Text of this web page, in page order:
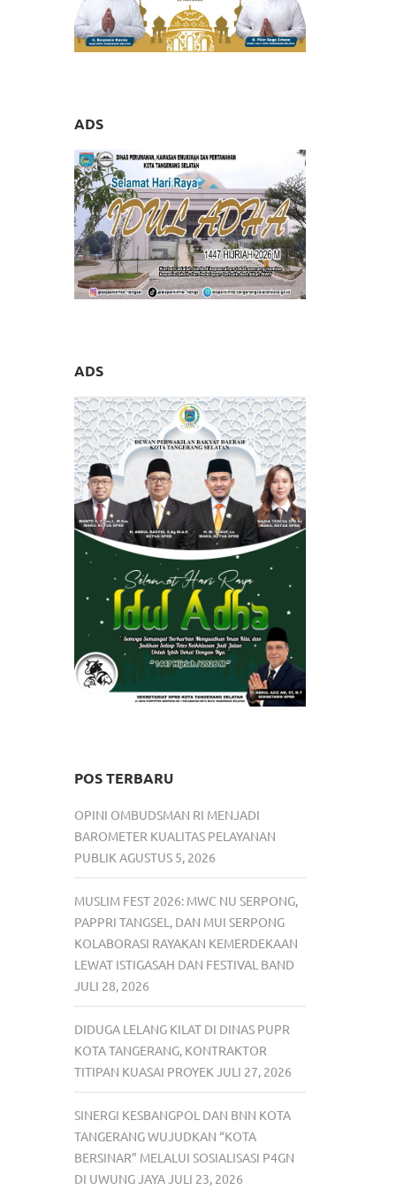
ADS
ADS
POS TERBARU
OPINI OMBUDSMAN RI MENJADI
BAROMETER KUALITAS PELAYANAN
PUBLIK AGUSTUS 5, 2026
MUSLIM FEST 2026: MWC NU SERPONG,
PAPPRI TANGSEL, DAN MUI SERPONG
KOLABORASI RAYAKAN KEMERDEKAAN
LEWAT ISTIGASAH DAN FESTIVAL BAND
JULI 28, 2026
DIDUGA LELANG KILAT DI DINAS PUPR
KOTA TANGERANG, KONTRAKTOR
TITIPAN KUASAI PROYEK JULI 27, 2026
SINERGI KESBANGPOL DAN BNN KOTA
TANGERANG WUJUDKAN “KOTA
BERSINAR” MELALUI SOSIALISASI P4GN
DI UWUNG JAYAJULI 23, 2026